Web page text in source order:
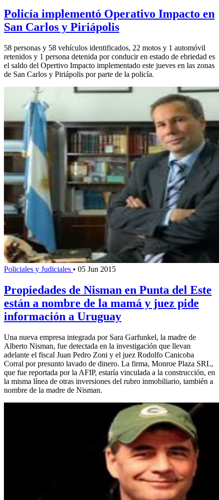
Policía implementó Operativo Impacto en
San Carlos y Piriápolis
58 personas y 58 vehículos identificados, 22 motos y 1 automóvil
retenidos y 1 persona detenida por conducir en estado de ebriedad es
el saldo del Opertivo Impacto implementado este jueves en las zonas
de San Carlos y Piriápolis por parte de la policía.
Policiales y Judiciales • 05 Jun 2015
Propiedades de Nisman en Punta del Este
están a nombre de la mamá y juez pide
información a Uruguay
Una nueva empresa integrada por Sara Garfunkel, la madre de
Alberto Nisman, fue detectada en la investigación que llevan
adelante el fiscal Juan Pedro Zoni y el juez Rodolfo Canicoba
Corral por presunto lavado de dinero. La firma, Monroe Plaza SRL,
que fue reportada por la AFIP, estaría vinculada a la construcción, en
la misma línea de otras inversiones del rubro inmobiliario, también a
nombre de la madre de Nisman.